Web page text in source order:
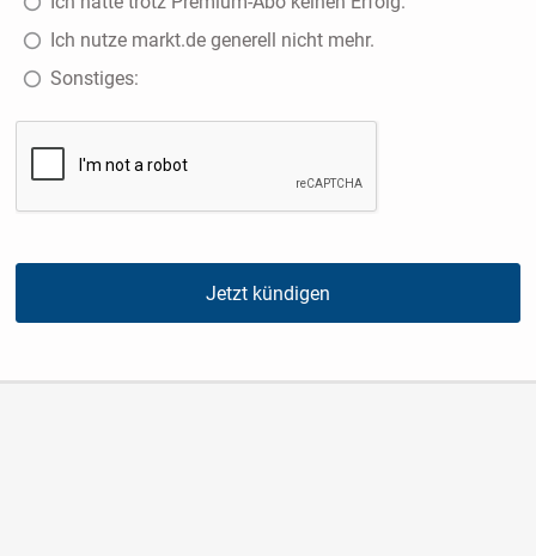
Ich nutze markt.de generell nicht mehr.
Sonstiges:
Jetzt kündigen